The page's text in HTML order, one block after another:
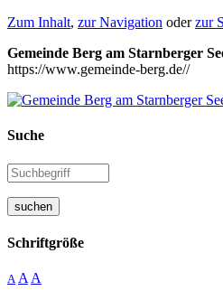
Zum Inhalt, zur Navigation oderzur
Gemeinde Berg am Starnberger
https://www.gemeinde-berg.de//
Suche
suchen
Schriftgröße
A A A